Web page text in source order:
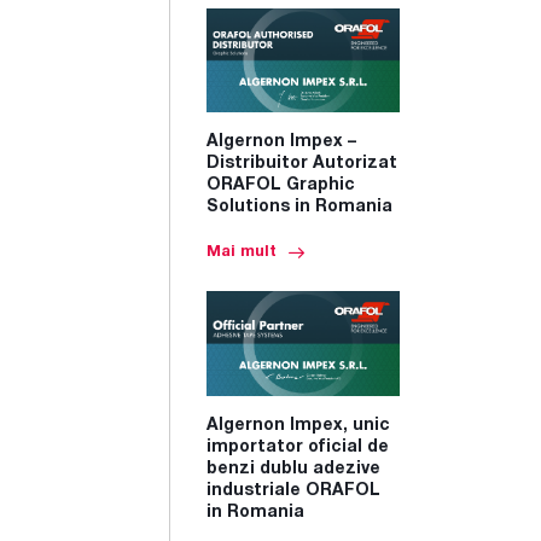
Algernon Impex –
Distribuitor Autorizat
ORAFOL Graphic
Solutions in Romania
Mai mult
Algernon Impex, unic
importator oficial de
benzi dublu adezive
industriale ORAFOL
in Romania